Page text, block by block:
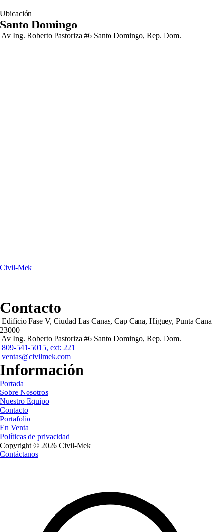
Ubicación
Santo Domingo
Av Ing. Roberto Pastoriza #6 Santo Domingo, Rep. Dom.
Civil-Mek
Contacto
Edificio Fase V, Ciudad Las Canas, Cap Cana, Higuey, Punta Cana
23000
Av Ing. Roberto Pastoriza #6 Santo Domingo, Rep. Dom.
809-541-5015, ext: 221
ventas@civilmek.com
Información
Portada
Sobre Nosotros
Nuestro Equipo
Contacto
Portafolio
En Venta
Políticas de privacidad
Copyright © 2026 Civil-Mek
Contáctanos